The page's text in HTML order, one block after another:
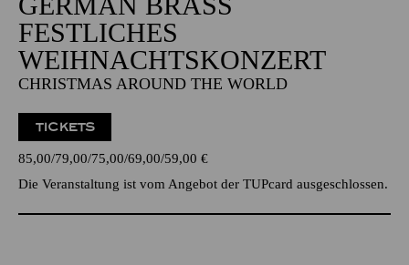
FESTLICHES
WEIHNACHTSKONZERT
CHRISTMAS AROUND THE WORLD
TICKETS
85,00 79,00 75,00 69,00 59,00 €
Die Veranstaltung ist vom Angebot der TUPcard ausgeschlossen.